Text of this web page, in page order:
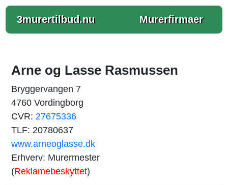
3murertilbud.nu Murerfirmaer
Arne og Lasse Rasmussen
Bryggervangen 7
4760 Vordingborg
CVR: 27675336
TLF: 20780637
www.arneoglasse.dk
Erhverv: Murermester
(Reklamebeskyttet)